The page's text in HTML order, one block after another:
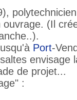
(Il
Port-
envisage
de projet...
: